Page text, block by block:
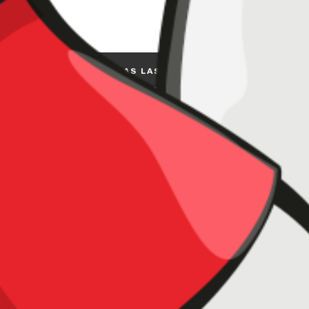
VER TODAS LAS CATEGORIAS
confian en nuestros